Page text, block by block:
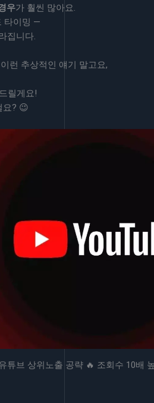
우가 훨씬 많아요.
타이밍 —
집니다.
런 추상적인 얘기 말고요,
릴게요!
요? 😉
튜브 상위노출 공략 🔥 조회수 10배